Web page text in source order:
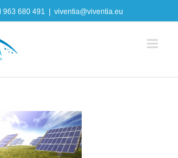
963 680 491 viventia@viventia.eu